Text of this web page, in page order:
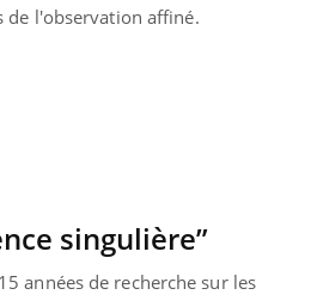
de l'observation affiné.
singulière”
15 années de recherche sur les